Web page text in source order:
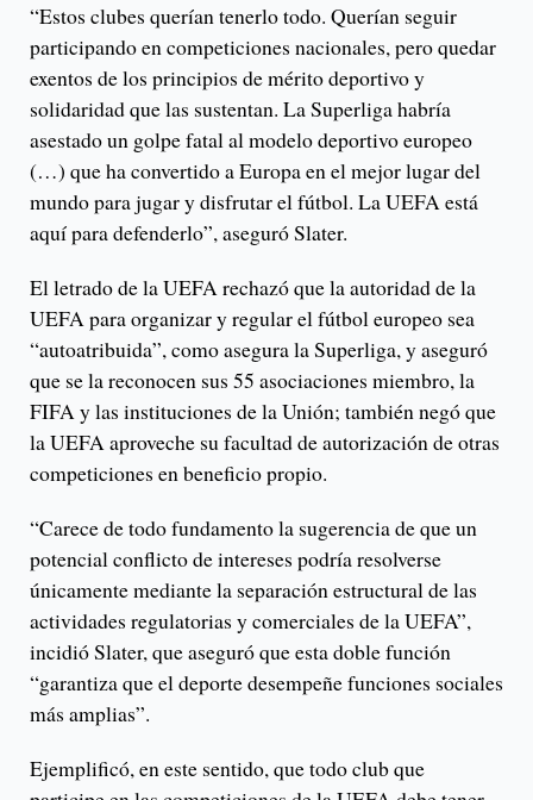
“Estos clubes querían tenerlo todo. Querían seguir
participando en competiciones nacionales, pero quedar
exentos de los principios de mérito deportivo y
solidaridad que las sustentan. La Superliga habría
asestado un golpe fatal al modelo deportivo europeo
(…) que ha convertido a Europa en el mejor lugar del
mundo para jugar y disfrutar el fútbol. La UEFA está
aquí para defenderlo”, aseguró Slater.
El letrado de la UEFA rechazó que la autoridad de la
UEFA para organizar y regular el fútbol europeo sea
“autoatribuida”, como asegura la Superliga, y aseguró
que se la reconocen sus 55 asociaciones miembro, la
FIFA y las instituciones de la Unión; también negó que
la UEFA aproveche su facultad de autorización de otras
competiciones en beneficio propio.
“Carece de todo fundamento la sugerencia de que un
potencial conflicto de intereses podría resolverse
únicamente mediante la separación estructural de las
actividades regulatorias y comerciales de la UEFA”,
incidió Slater, que aseguró que esta doble función
“garantiza que el deporte desempeñe funciones sociales
más amplias”.
Ejemplificó, en este sentido, que todo club que